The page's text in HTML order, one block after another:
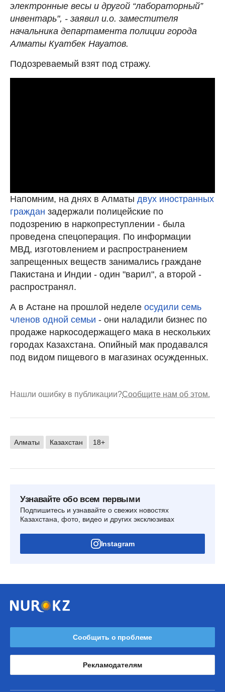
электронные весы и другой “лабораторный”
инвентарь", - заявил и.о. заместителя
начальника департамента полиции города
Алматы Куатбек Науатов.
Подозреваемый взят под стражу.
Напомним, на днях в Алматы двух иностранных
граждан задержали полицейские по
подозрению в наркопреступлении - была
проведена спецоперация. По информации
МВД, изготовлением и распространением
запрещенных веществ занимались граждане
Пакистана и Индии - один "варил", а второй -
распространял.
А в Астане на прошлой неделе осудили семь
членов одной семьи - они наладили бизнес по
продаже наркосодержащего мака в нескольких
городах Казахстана. Опийный мак продавался
под видом пищевого в магазинах осужденных.
Нашли ошибку в публикации?Сообщите нам об этом.
Алматы Казахстан 18+
Узнавайте обо всем первыми
Подпишитесь и узнавайте о свежих новостях
Казахстана, фото, видео и других эксклюзивах
Instagram
Сообщить о проблеме
Рекламодателям